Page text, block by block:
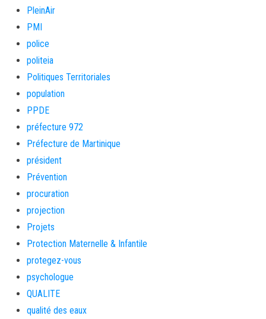
PleinAir
PMI
police
politeia
Politiques Territoriales
population
PPDE
préfecture 972
Préfecture de Martinique
président
Prévention
procuration
projection
Projets
Protection Maternelle & Infantile
protegez-vous
psychologue
QUALITE
qualité des eaux